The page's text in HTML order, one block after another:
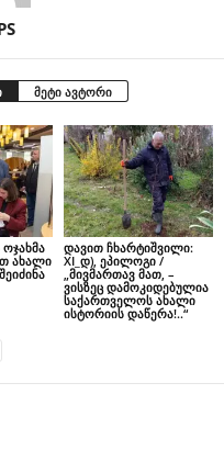
მეტი ავტორი
ახალი
დავით ჩხარტიშვილი:
XI_დ), ეპილოგი /
„მივმართავ მათ, –
ვისზეც დამოკიდებულია
საქართველოს ახალი
ისტორიის დაწერა!..“